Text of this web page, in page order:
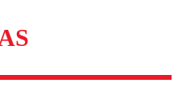
para garantizar un